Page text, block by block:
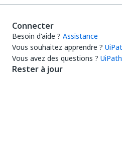
Connecter
Besoin d'aide ? Assistance
Vous souhaitez apprendre ?
Vous avez des questions ?
Rester à jour